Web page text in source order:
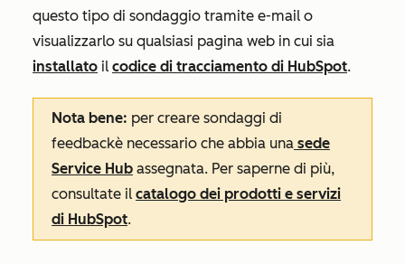
questo tipo di sondaggio tramite e-mail o
visualizzarlo su qualsiasi pagina web in cui sia
installato il codice di tracciamento di HubSpot.
Nota bene: per creare sondaggi di
feedbackè necessario che abbia una sede
Service Hub assegnata. Per saperne di più,
consultate il catalogo dei prodotti e servizi
di HubSpot.